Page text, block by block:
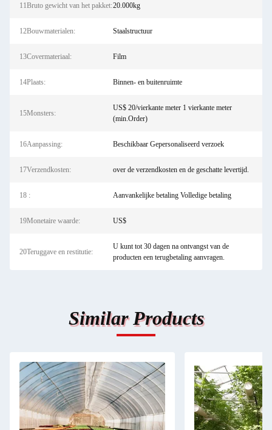
11Bruto gewicht van het pakket:20.000kg
12Bouwmaterialen: Staalstructuur
13Covermateriaal: Film
14Plaats: Binnen- en buitenruimte
15Monsters:
US$ 20/vierkante meter 1 vierkante meter
(min.Order)
16Aanpassing: Beschikbaar Gepersonaliseerd verzoek
17Verzendkosten: over de verzendkosten en de geschatte levertijd.
18 : Aanvankelijke betaling Volledige betaling
19Monetaire waarde: US$
20Teruggave en restitutie:
U kunt tot 30 dagen na ontvangst van de
producten een terugbetaling aanvragen.
Similar Products